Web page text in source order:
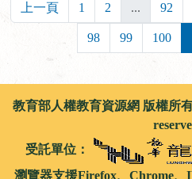
上一頁 1 2 ... 92
98 99 100
教育部人權教育資源網 版權所
受託單位：
瀏覽器支援Firefox、Chrome、